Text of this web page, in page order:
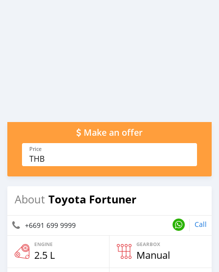
Make an offer
Price
THB
About Toyota Fortuner
+6691 699 9999 Call
ENGINE
2.5 L
GEARBOX
Manual